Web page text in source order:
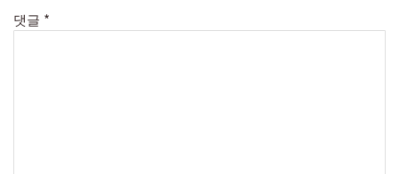
댓글 *